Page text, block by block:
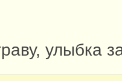
улыбка